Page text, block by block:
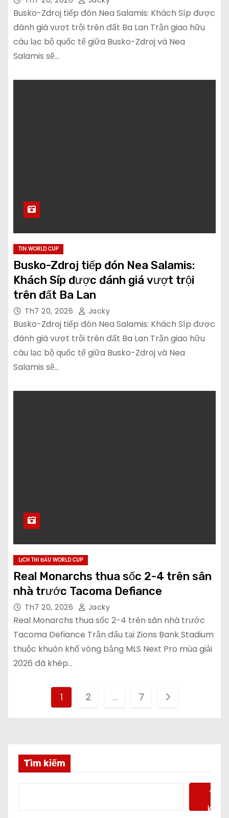
Busko-Zdroj tiếp đón Nea Salamis: Khách Síp được
đánh giá vượt trội trên đất Ba Lan Trận giao hữu
câu lạc bộ quốc tế giữa Busko-Zdroj và Nea
Salamis sẽ…
TIN WORLD CUP
Busko-Zdroj tiếp đón Nea Salamis:
Khách Síp được đánh giá vượt trội
trên đất Ba Lan
Th7 20, 2026 Jacky
Busko-Zdroj tiếp đón Nea Salamis: Khách Síp được
đánh giá vượt trội trên đất Ba Lan Trận giao hữu
câu lạc bộ quốc tế giữa Busko-Zdroj và Nea
Salamis sẽ…
LỊCH THI ĐẤU WORLD CUP
Real Monarchs thua sốc 2-4 trên sân
nhà trước Tacoma Defiance
Th7 20, 2026 Jacky
Real Monarchs thua sốc 2-4 trên sân nhà trước
Tacoma Defiance Trận đấu tại Zions Bank Stadium
thuộc khuôn khổ vòng bảng MLS Next Pro mùa giải
2026 đã khép…
n
1 2 … 7
Tìm kiếm
Tìm
kiếm